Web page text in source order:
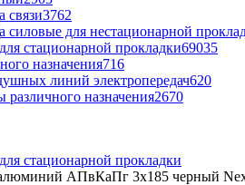
связи3762
силовые для нестационарной
стационарной прокладки69035
назначения716
линий электропередач620
назначения2670
стационарной прокладки
АПвКаПг 3x185 черный